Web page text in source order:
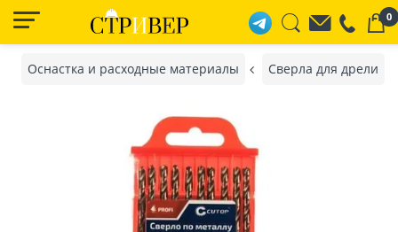
0
Оснастка и расходные материалы Сверла для дрели